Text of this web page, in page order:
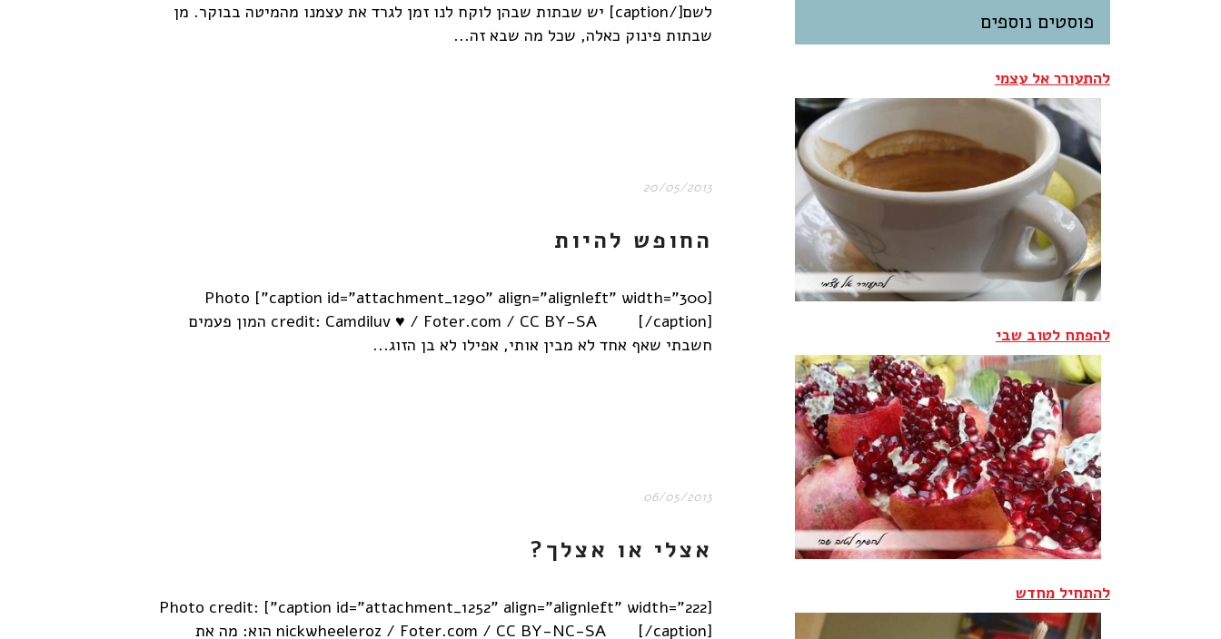
לשם[/caption] יש שבתות שבהן לוקח לנו זמן לגרד את עצמנו מהמיטה בבוקר. מן
שבתות פינוק כאלה, שכל מה שבא זה...
20/05/2013
החופש להיות
[caption id="attachment_1290" align="alignleft" width="300"] Photo
credit: Camdiluv ♥ / Foter.com / CC BY-SA [/caption] המון פעמים
חשבתי שאף אחד לא מבין אותי, אפילו לא בן הזוג...
06/05/2013
אצלי או אצלך?
[caption id="attachment_1252" align="alignleft" width="222"] Photo credit:
nickwheeleroz / Foter.com / CC BY-NC-SA [/caption] הוא: מה את
פוסטים נוספים
להתעורר אל עצמי
להפתח לטוב שבי
להתחיל מחדש